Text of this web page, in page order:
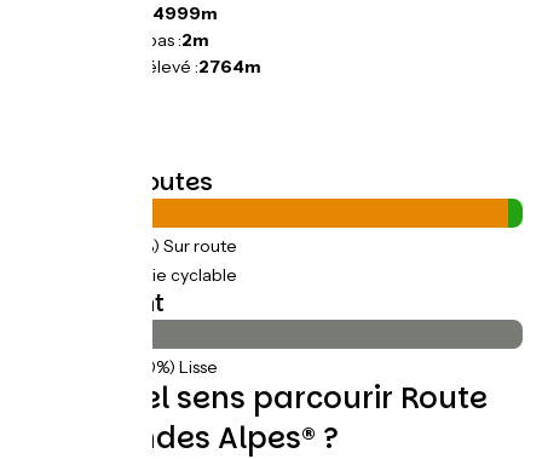
44999m
Point le plus bas :2m
Point le plus élevé :2764m
Types de routes
(97%) Sur route
(3%) Voie cyclable
Revêtement
(100%) Lisse
Dans quel sens parcourir Route
des Grandes Alpes® ?